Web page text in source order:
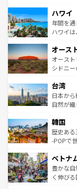
ば市内交
着のス
のような
ンメン
西部に
部のニュ
文化が
しみな
ならではの贅
情報は
ハワイ
年間を
ハワイ
ワイ島は
島だが
おすす
れるお
人々、
ク、伝
ワイを、存分に
はコン
オース
オース
シドニ
リアリー
ク）、
ど、見
いる。ア
ビング
い。オ
参照して
台湾
日本か
自然が
ン）、静
と山間
驚きを
容にもい
照してほ
韓国
歴史あ
-POPで
き、地方
できる
まで、
ベトナ
豊かな
く伸び